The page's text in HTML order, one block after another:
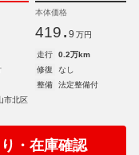
本体価格
419. 9 万円
走行
0.2万km
修復
なし
整備
法定整備付
市北区
・在庫確認